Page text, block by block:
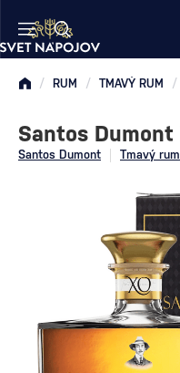
/ RUM / TMAVÝ RUM /
Santos Dumont Tmavý rum
Santos Dumont